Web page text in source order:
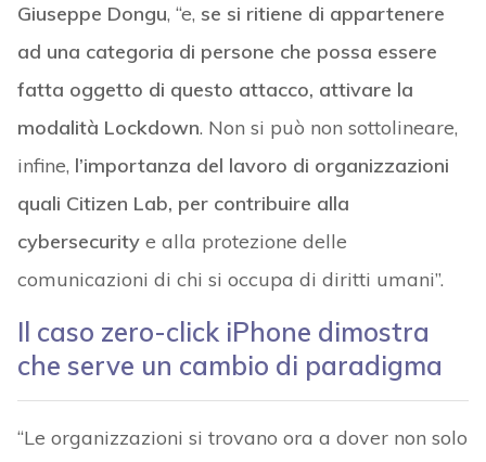
Giuseppe Dongu, “e, se si ritiene di appartenere
ad una categoria di persone che possa essere
fatta oggetto di questo attacco, attivare la
modalità Lockdown. Non si può non sottolineare,
infine, l’importanza del lavoro di organizzazioni
quali Citizen Lab, per contribuire alla
cybersecuritye alla protezione delle
comunicazioni di chi si occupa di diritti umani”.
Il caso zero-click iPhone dimostra
che serve un cambio di paradigma
“Le organizzazioni si trovano ora a dover non solo